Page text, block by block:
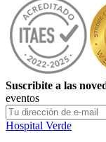
Suscribite a las
eventos
Hospital Verde